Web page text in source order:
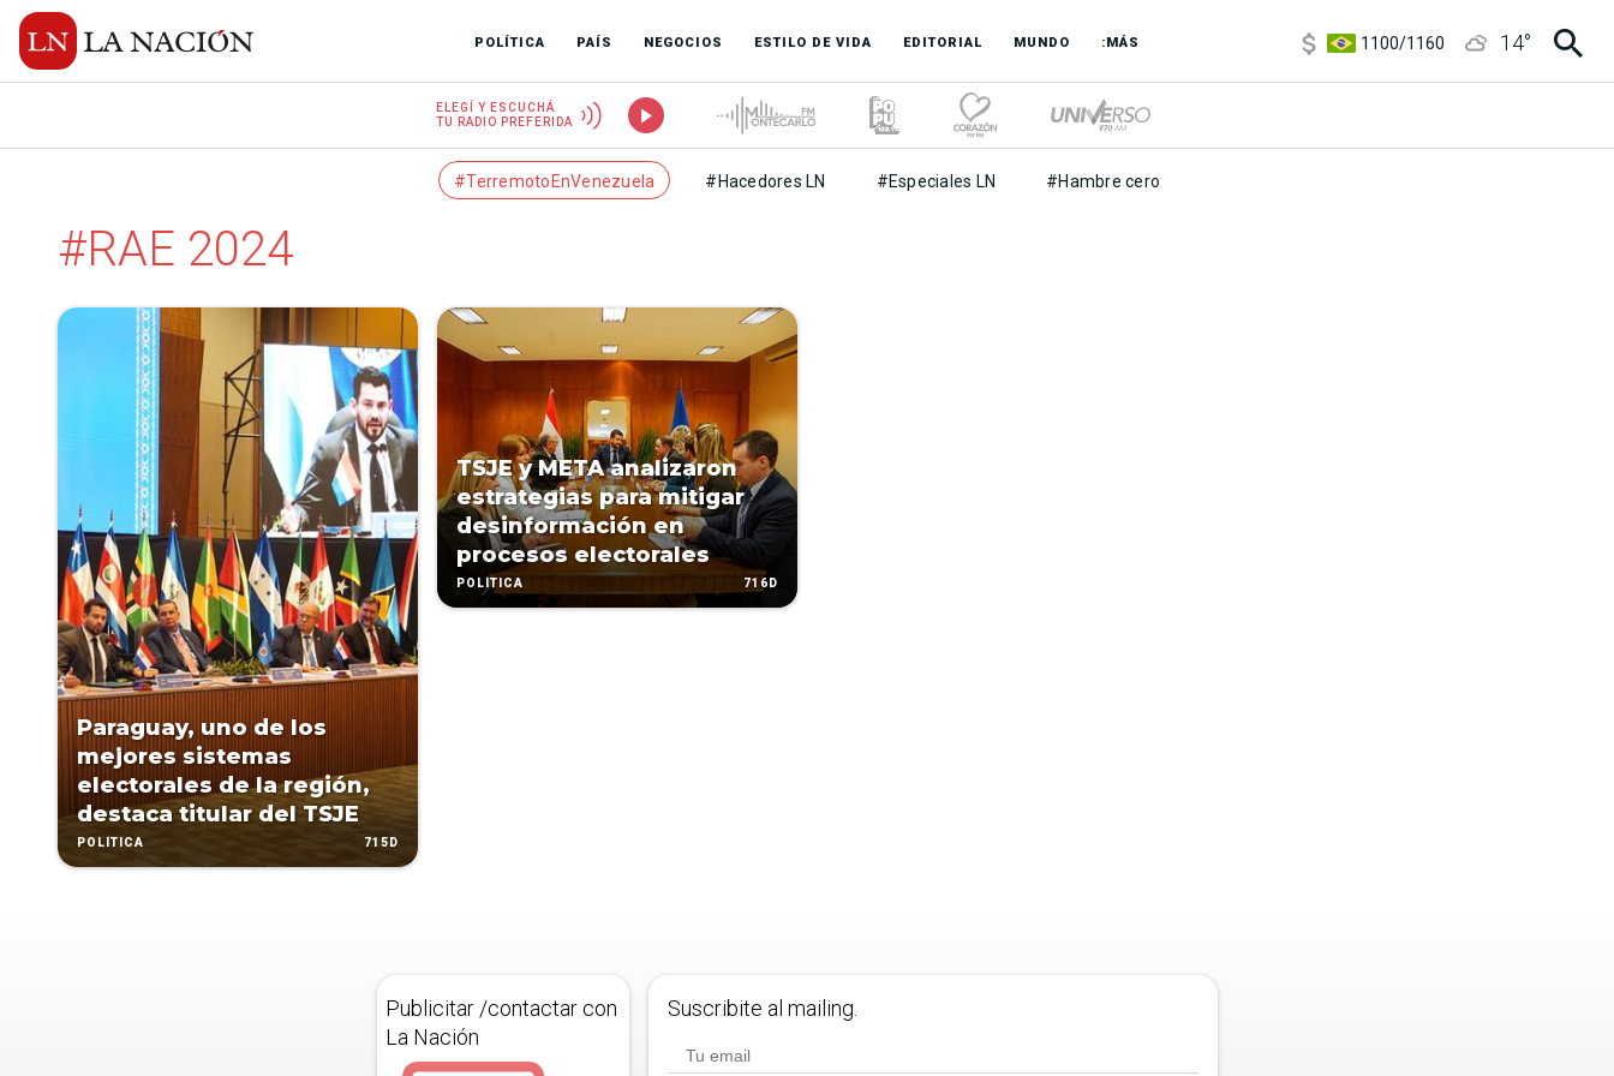
POLÍTICA PAÍS NEGOCIOS ESTILO DE VIDA EDITORIAL MUNDO :MÁS
1100/1160
14°
ELEGÍ Y ESCUCHÁ
TU RADIO PREFERIDA
#TerremotoEnVenezuela #Hacedores LN #Especiales LN #Hambre cero
#RAE 2024
Paraguay, uno de los
mejores sistemas
electorales de la región,
destaca titular del TSJE
POLÍTICA 715D
TSJE y META analizaron
estrategias para mitigar
desinformación en
procesos electorales
POLÍTICA 716D
Publicitar /contactar con
La Nación
Suscribite al mailing.